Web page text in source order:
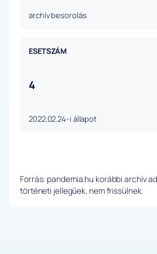
archív besorolás
ESETSZÁM
4
2022.02.24-i állapot
Forrás: pandemia.hu korábbi archív
történeti jellegűek, nem frissülnek.